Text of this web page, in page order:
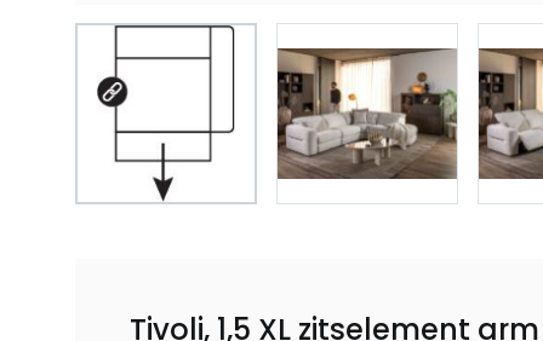
Tivoli, 1,5 XL zitselement